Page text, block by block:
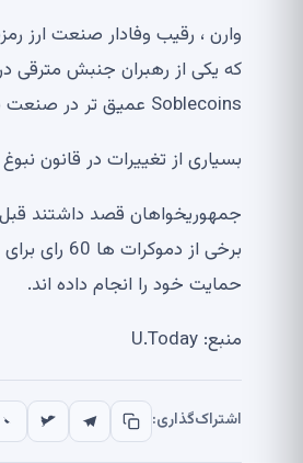
که یکی از رهبران جنبش مترقی
Soblecoins عمیق تر در صنعت بانکی می تواند واقعاً خطر را افزایش دهد.
بسیاری از تغییرات در قانون
جمهوریخواهان قصد داشتند
برخی از
حمایت خود را انجام داده اند.
منبع: U.Today
اشتراک‌گذاری: